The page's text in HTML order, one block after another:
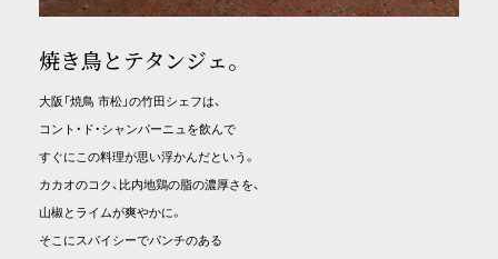
焼き鳥とテタンジェ。
大阪「焼鳥 市松」の竹田シェフは、
コント・ド・シャンパーニュを飲んで
すぐにこの料理が思い浮かんだという。
カカオのコク、比内地鶏の脂の濃厚さを、
山椒とライムが爽やかに。
そこにスパイシーでパンチのある